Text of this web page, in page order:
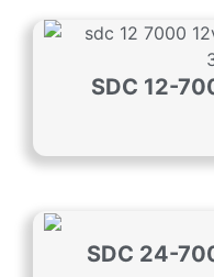
SDC 12-
SDC 24-